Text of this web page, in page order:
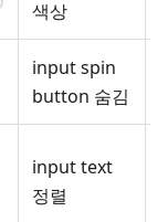
색상
input spin
button 숨김
input text
정렬